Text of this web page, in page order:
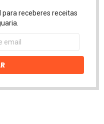
para receberes receitas